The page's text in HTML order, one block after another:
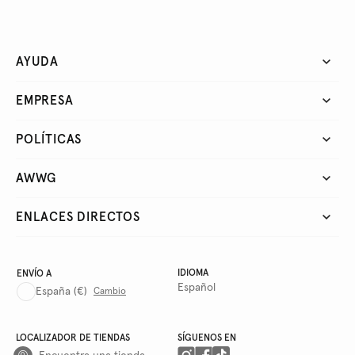
AYUDA
EMPRESA
POLÍTICAS
AWWG
ENLACES DIRECTOS
ENVÍO A
España (€) Cambio
IDIOMA
Español
LOCALIZADOR DE TIENDAS SÍGUENOS EN